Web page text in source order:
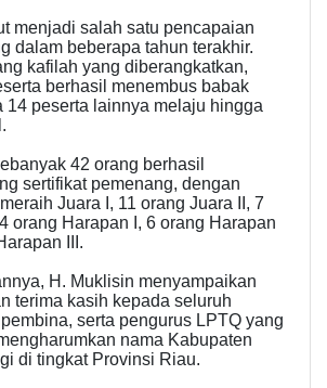
menjadi salah satu pencapaian
dalam beberapa tahun terakhir.
kafilah yang diberangkatkan,
berhasil menembus babak
14 peserta lainnya melaju hingga
42 orang berhasil
sertifikat pemenang, dengan
Juara I, 11 orang Juara II, 7
orang Harapan I, 6 orang Harapan
III.
H. Muklisin menyampaikan
terima kasih kepada seluruh
serta pengurus LPTQ yang
nama Kabupaten
di tingkat Provinsi Riau.